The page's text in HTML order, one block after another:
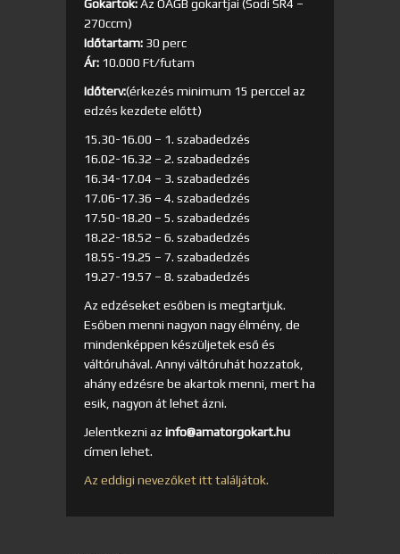
Gokartok:Az OAGB gokartjai (Sodi SR4 –
270ccm)
Időtartam: 30 perc
Ár: 10.000 Ft/futam
Időterv:(érkezés minimum 15 perccel az
edzés kezdete előtt)
15.30-16.00 – 1. szabadedzés
16.02-16.32 – 2. szabadedzés
16.34-17.04 – 3. szabadedzés
17.06-17.36 – 4. szabadedzés
17.50-18.20 – 5. szabadedzés
18.22-18.52 – 6. szabadedzés
18.55-19.25 – 7. szabadedzés
19.27-19.57 – 8. szabadedzés
Az edzéseket esőben is megtartjuk.
Esőben menni nagyon nagy élmény, de
mindenképpen készüljetek eső és
váltóruhával. Annyi váltóruhát hozzatok,
ahány edzésre be akartok menni, mert ha
esik, nagyon át lehet ázni.
Jelentkezni az info@amatorgokart.hu
címen lehet.
Az eddigi nevezőket itt találjátok.